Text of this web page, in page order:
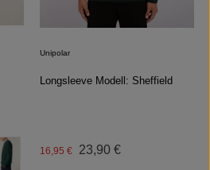
nicht verfügbar.)
ist zurzeit nicht verfügbar.)
Unipolar
Longsleeve Modell: Sheffield
Verkaufspreis:
16,95 € Regulärer Preis:
23,90 €